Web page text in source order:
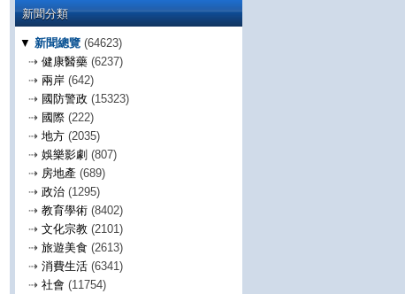
新聞分類
▼ 新聞總覽 (64623)
⇢ 健康醫藥 (6237)
⇢ 兩岸 (642)
⇢ 國防警政 (15323)
⇢ 國際 (222)
⇢ 地方 (2035)
⇢ 娛樂影劇 (807)
⇢ 房地產 (689)
⇢ 政治 (1295)
⇢ 教育學術 (8402)
⇢ 文化宗教 (2101)
⇢ 旅遊美食 (2613)
⇢ 消費生活 (6341)
⇢ 社會 (11754)